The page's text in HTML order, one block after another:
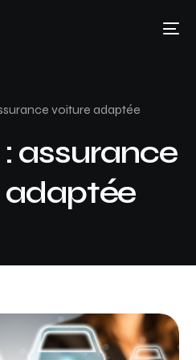
voiture adaptée
assurance
adaptée